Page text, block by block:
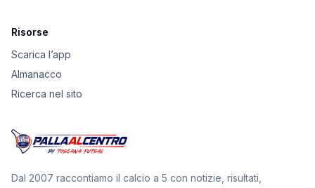
Risorse
Scarica l’app
Almanacco
Ricerca nel sito
Dal 2007 raccontiamo il calcio a 5 con notizie, risultati,